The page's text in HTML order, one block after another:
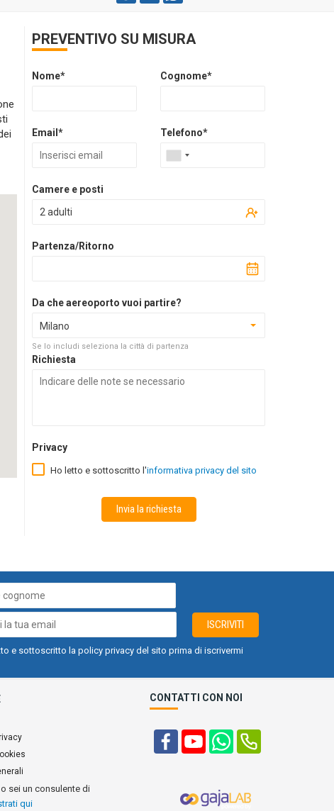
PREVENTIVO SU MISURA
Nome* Cognome*
Email* Telefono*
Camere e posti
2 adulti
Partenza/Ritorno
Da che aereoporto vuoi partire?
Milano
Se lo includi seleziona la città di partenza
Richiesta
Privacy
Ho letto e sottoscritto l'informativa privacy del sito
Invia la richiesta
ISCRIVITI
e sottoscritto la policy privacy del sito prima di iscrivermi
CONTATTI CON NOI
sei un consulente di
qui